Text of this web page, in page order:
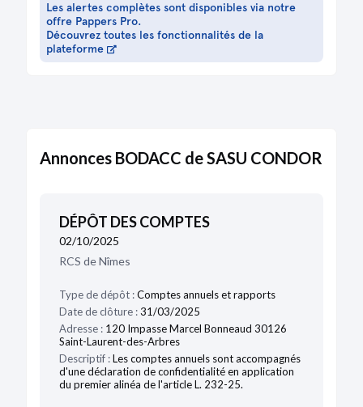
Les alertes complètes sont disponibles via notre
offre Pappers Pro.
Découvrez toutes les fonctionnalités de la
plateforme
Annonces BODACC de SASU CONDOR
DÉPÔT DES COMPTES
02/10/2025
RCS de Nîmes
Type de dépôt :Comptes annuels et rapports
Date de clôture :31/03/2025
Adresse : 120 Impasse Marcel Bonneaud 30126
Saint-Laurent-des-Arbres
Descriptif :Les comptes annuels sont accompagnés
d'une déclaration de confidentialité en application
du premier alinéa de l'article L. 232-25.